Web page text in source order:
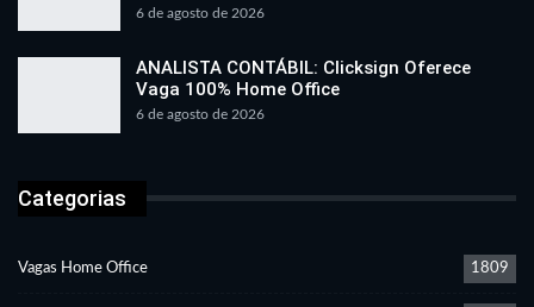
6 de agosto de 2026
ANALISTA CONTÁBIL: Clicksign Oferece
Vaga 100% Home Office
6 de agosto de 2026
Categorias
Vagas Home Office 1809